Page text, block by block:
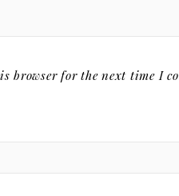
browser for the next time I